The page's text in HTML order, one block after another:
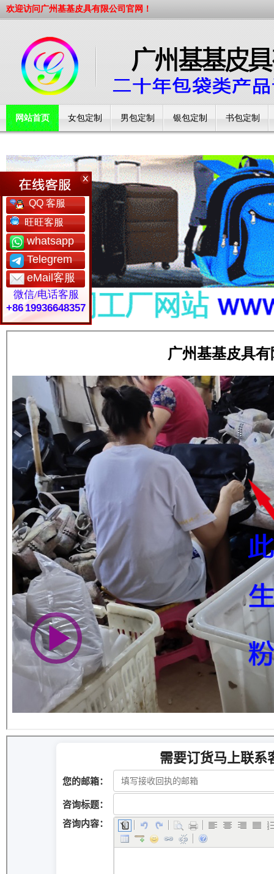
欢迎访问广州基基皮具有限公司官网！
网站首页 女包定制 男包定制 银包定制 书包定制
QQ 客服
旺旺客服
whatsapp
Telegrem
eMail客服
微信/电话客服
+86 19936648357